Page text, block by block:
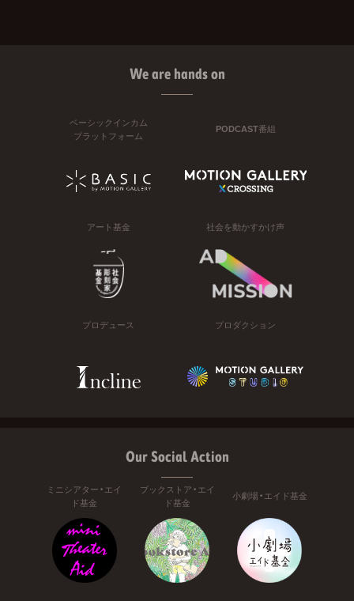
We are hands on
ベーシックインカム
プラットフォーム
PODCAST番組
アート基金 社会を動かすかけ声
プロデュース プロダクション
Our Social Action
ミニシアター・エイ
ド基金
ブックストア・エイ
ド基金
小劇場・エイド基金